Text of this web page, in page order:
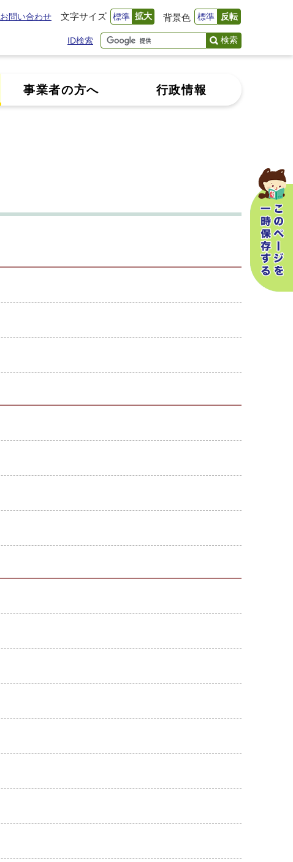
お問い合わせ 文字サイズ 標準 拡大 背景色 標準 反転
ID検索 検索
事業者の方へ 行政情報